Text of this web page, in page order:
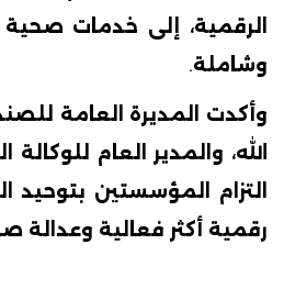
الرقمية،
إلى خدمات صحية
وشاملة.
وأكدت المديرة العامة
الله، والمدير العام للوكالة
التزام
المؤسستين بتوحيد
رقمية أكثر فعالية وعدالة